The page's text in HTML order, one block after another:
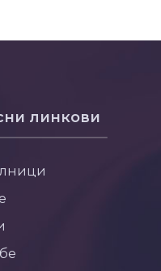
линкови